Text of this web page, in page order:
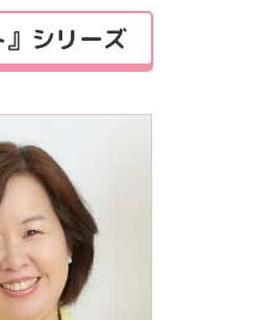
』シリーズ